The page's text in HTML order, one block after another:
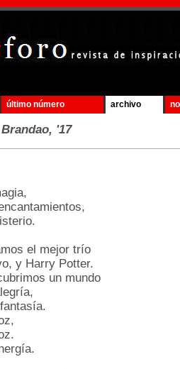
último número archivo
'17
el mejor trío
y Harry Potter.
un mundo